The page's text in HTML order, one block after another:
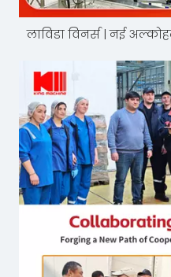
लाविडा विनर्स | नई